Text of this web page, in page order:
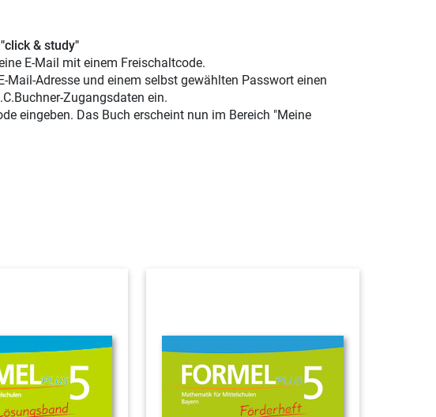
& study"
E-Mail mit einem Freischaltcode.
Mail-Adresse und einem selbst gewählten Passwort einen
Zugangsdaten ein.
eingeben. Das Buch erscheint nun im Bereich "Meine